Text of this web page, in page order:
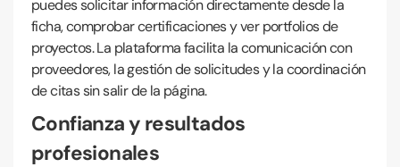
puedes solicitar información directamente desde la
ficha, comprobar certificaciones y ver portfolios de
proyectos. La plataforma facilita la comunicación con
proveedores, la gestión de solicitudes y la coordinación
de citas sin salir de la página.
Confianza y resultados
profesionales